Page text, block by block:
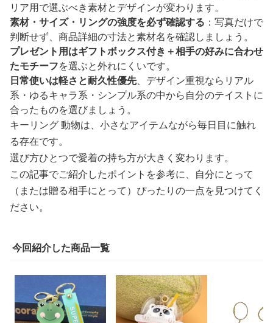
リア用で選ぶべき素材とデザインが変わります。
素材・サイズ・リングの強度を必ず確認する ：写真だけで
判断せず、商品詳細の寸法と素材名を確認しましょう。
プレゼント用はギフトボックス付き＋相手の好みに合わせ
たモチーフを選ぶと外れにくいです。
日常使いは軽さと耐久性優先、デザイン重視ならリアル
系・ゆるキャラ系・シンプル系の中から自分のテイストに
合ったものを選びましょう。
キーリング 動物は、小さなアイテムながら毎日目に触れ
る存在です。
選び方ひとつで愛着の持ち方が大きく変わります。
この記事でご紹介したポイントを参考に、自分にとって
（または贈る相手にとって）ぴったりの一点を見つけてく
ださい。
今回紹介した商品一覧